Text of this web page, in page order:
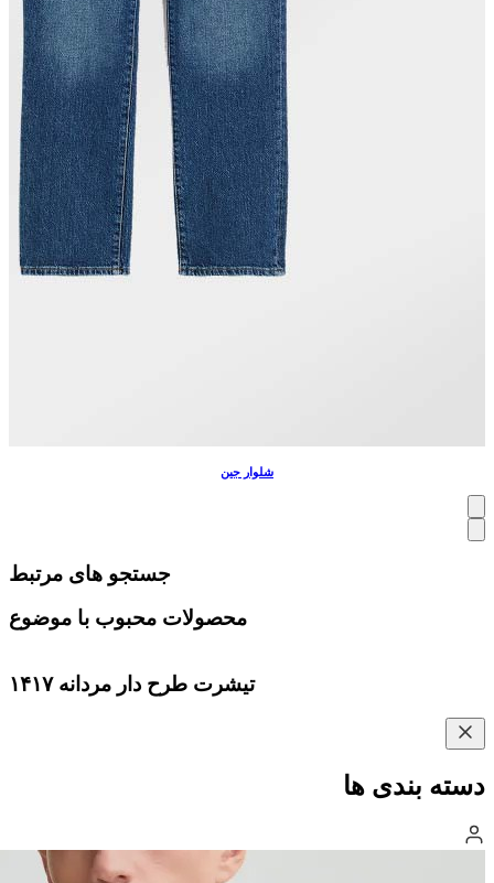
شلوار جین
جستجو های مرتبط
محصولات محبوب با موضوع
تیشرت طرح دار مردانه ۱۴۱۷
دسته بندی ها